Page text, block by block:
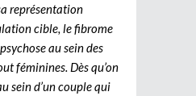
représentation
cible, le fibrome
au sein des
féminines. Dès qu’on
sein d’un couple qui